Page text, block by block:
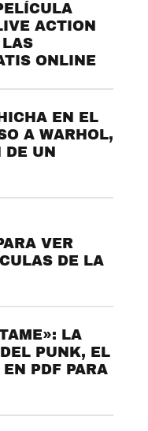
ACTION
ONLINE
EN EL
A WARHOL,
DE UN
VER
DE LA
LA
PUNK, EL
PDF PARA